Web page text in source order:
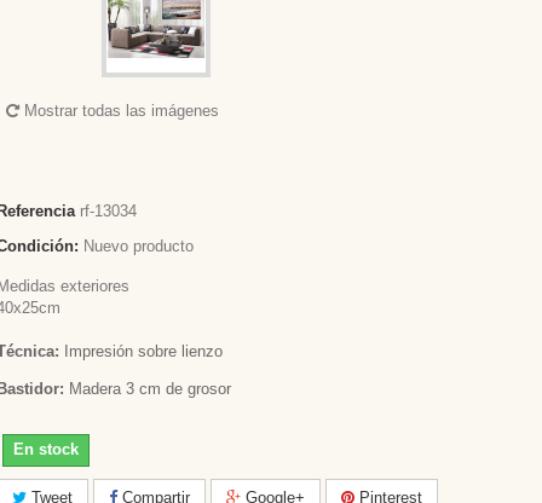
Mostrar todas las imágenes
rf-13034
Nuevo producto
exteriores
Impresión sobre lienzo
Madera 3 cm de grosor
En stock
Tweet Compartir Google+ Pinterest